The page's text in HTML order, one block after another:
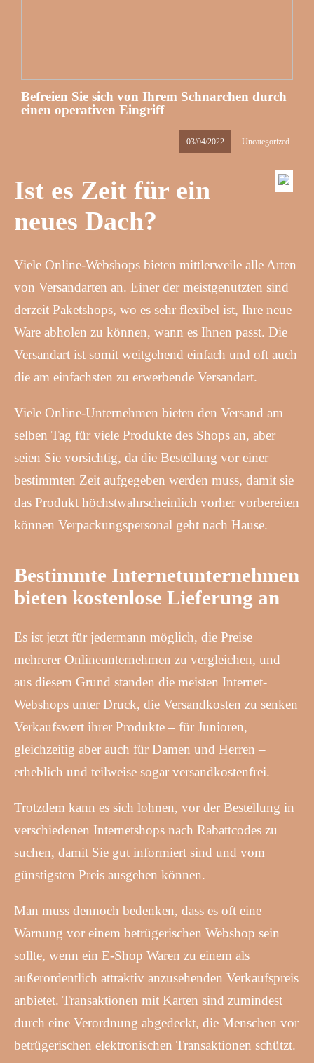
Befreien Sie sich von Ihrem Schnarchen durch
einen operativen Eingriff
03/04/2022 Uncategorized
Ist es Zeit für ein
neues Dach?
Viele Online-Webshops bieten mittlerweile alle Arten
von Versandarten an. Einer der meistgenutzten sind
derzeit Paketshops, wo es sehr flexibel ist, Ihre neue
Ware abholen zu können, wann es Ihnen passt. Die
Versandart ist somit weitgehend einfach und oft auch
die am einfachsten zu erwerbende Versandart.
Viele Online-Unternehmen bieten den Versand am
selben Tag für viele Produkte des Shops an, aber
seien Sie vorsichtig, da die Bestellung vor einer
bestimmten Zeit aufgegeben werden muss, damit sie
das Produkt höchstwahrscheinlich vorher vorbereiten
können Verpackungspersonal geht nach Hause.
Bestimmte Internetunternehmen
bieten kostenlose Lieferung an
Es ist jetzt für jedermann möglich, die Preise
mehrerer Onlineunternehmen zu vergleichen, und
aus diesem Grund standen die meisten Internet-
Webshops unter Druck, die Versandkosten zu senken
Verkaufswert ihrer Produkte – für Junioren,
gleichzeitig aber auch für Damen und Herren –
erheblich und teilweise sogar versandkostenfrei.
Trotzdem kann es sich lohnen, vor der Bestellung in
verschiedenen Internetshops nach Rabattcodes zu
suchen, damit Sie gut informiert sind und vom
günstigsten Preis ausgehen können.
Man muss dennoch bedenken, dass es oft eine
Warnung vor einem betrügerischen Webshop sein
sollte, wenn ein E-Shop Waren zu einem als
außerordentlich attraktiv anzusehenden Verkaufspreis
anbietet. Transaktionen mit Karten sind zumindest
durch eine Verordnung abgedeckt, die Menschen vor
betrügerischen elektronischen Transaktionen schützt.